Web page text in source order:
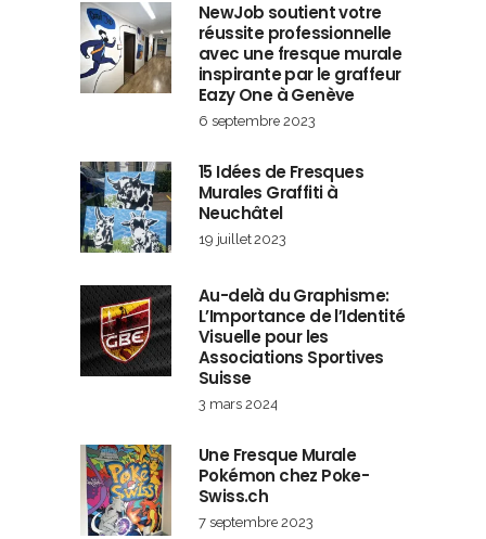
NewJob soutient votre
réussite professionnelle
avec une fresque murale
inspirante par le graffeur
Eazy One à Genève
6 septembre 2023
15 Idées de Fresques
Murales Graffiti à
Neuchâtel
19 juillet 2023
Au-delà du Graphisme:
L’Importance de l’Identité
Visuelle pour les
Associations Sportives
Suisse
3 mars 2024
Une Fresque Murale
Pokémon chez Poke-
Swiss.ch
7 septembre 2023